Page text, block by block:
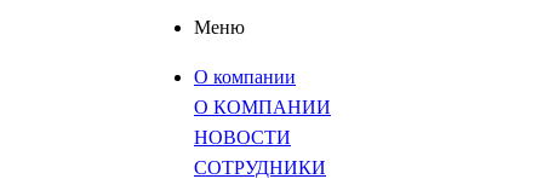
Меню
О компании
О КОМПАНИИ
НОВОСТИ
СОТРУДНИКИ